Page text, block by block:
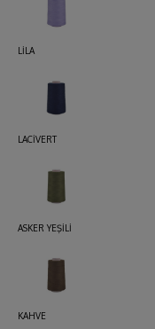
LİLA
LACİVERT
ASKER YEŞİLİ
KAHVE